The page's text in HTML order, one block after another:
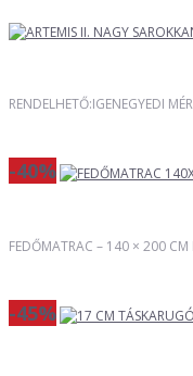
RENDELHETŐ:IGENEGYEDI
-40%
FEDŐMATRAC – 140 × 200 CM
-45%